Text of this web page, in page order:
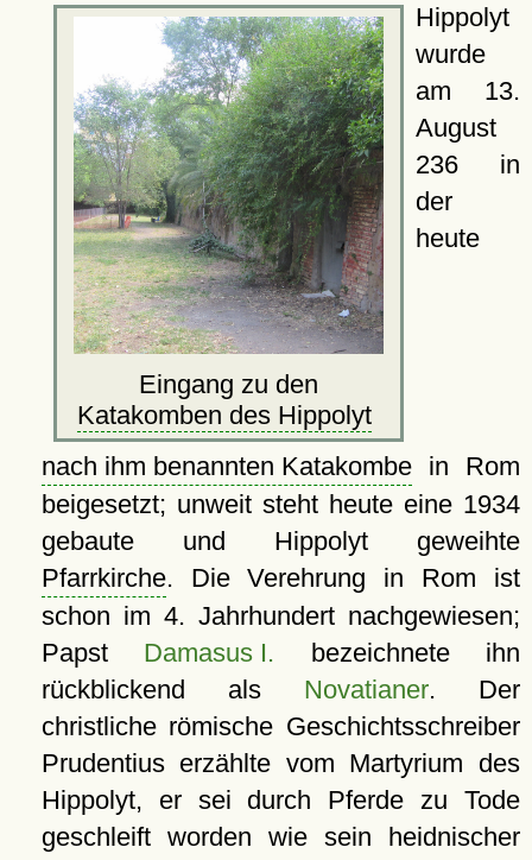
Eingang zu den
Katakomben des Hippolyt
Hippolyt
wurde
am 13.
August
236 in
der
heute
nach ihm benannten Katakombein Rom
beigesetzt; unweit steht heute eine 1934
gebaute und Hippolyt geweihte
Pfarrkirche. Die Verehrung in Rom ist
schon im 4. Jahrhundert nachgewiesen;
Papst Damasus I. bezeichnete ihn
rückblickend als Novatianer. Der
christliche römische Geschichtsschreiber
Prudentius erzählte vom Martyrium des
Hippolyt, er sei durch Pferde zu Tode
geschleift worden wie sein heidnischer